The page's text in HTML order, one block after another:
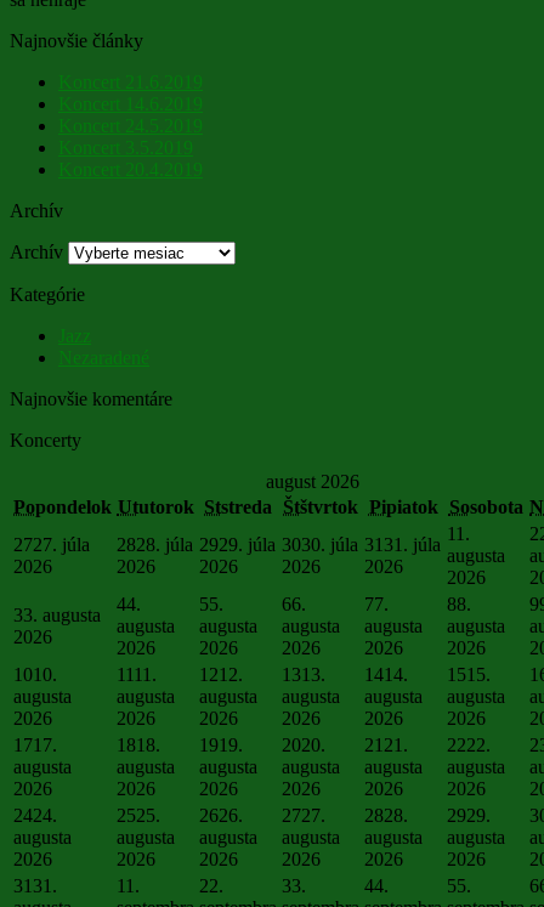
Najnovšie články
Koncert 21.6.2019
Koncert 14.6.2019
Koncert 24.5.2019
Koncert 3.5.2019
Koncert 20.4.2019
Archív
Archív
Kategórie
Jazz
Nezaradené
Najnovšie komentáre
Koncerty
august 2026
Popondelok Ututorok Ststreda Štštvrtok Pipiatok Sosobota
2727. júla
2026
2828. júla
2026
2929. júla
2026
3030. júla
2026
31 31. júla
2026
1 1.
augusta
2026
2
33. augusta
2026
44.
augusta
2026
55.
augusta
2026
66.
augusta
2026
77.
augusta
2026
88.
augusta
2026
9
1010.
augusta
2026
11 11.
augusta
2026
1212.
augusta
2026
1313.
augusta
2026
1414.
augusta
2026
1515.
augusta
2026
1717.
augusta
2026
1818.
augusta
2026
1919.
augusta
2026
2020.
augusta
2026
21 21.
augusta
2026
2222.
augusta
2026
2424.
augusta
2026
2525.
augusta
2026
2626.
augusta
2026
2727.
augusta
2026
2828.
augusta
2026
2929.
augusta
2026
31 31.
1 1.
22.
33.
44.
55.
6